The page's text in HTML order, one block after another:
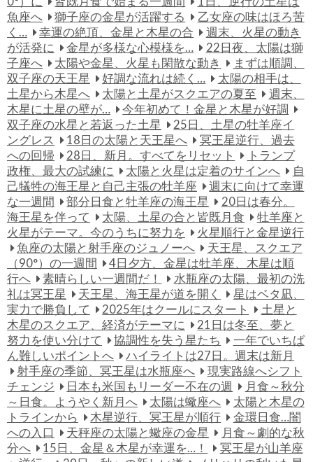
魚座へ
獅子座の金星が活躍する
乙女座の味はほろ苦
く…
幸運の絶頂、金星と木星の合
週末、火星の動き
が活発に
金星が多様な心模様を…
22日夜、太陽は獅
子座へ
太陽や金星、火星も閑散な動き
まずは順調、
双子座の天王星
好調な流れは続く…
太陽の相手は、
土星から木星へ
太陽と土星がスクエアの夏至
週末、
木星に土星の壁が…
今年初めて！金星と木星が好調
双子座の水星と若返った土星
25日、土星の牡羊座イ
ングレス
18日の太陽と天王星へ
冥王星逆行、過去
への回帰
28日、新月。すべてをリセット
トランプ
政権、最大の試練に
太陽と火星は定着のサインへ
自
己犠牲の海王星と自己主張の牡羊座
週末に向けて幸運
な一週間
部分日食と牡羊座の海王星
20日は春分。
海王星を伴って
太陽、土星の合と皆既月食
牡羊座と
火星がテーマ。今のうちに努力を
火星順行と金星逆行
魚座の太陽と射手座のジュノーへ
天王星、スクエア
（90°）の一週間
4日夕方、金星は牡羊座、木星は順
行へ
素晴らしい一週間だ！
水瓶座の太陽、最初の洗
礼は冥王星
天王星、海王星が道を開く
星はベタ凪、
実力で勝負して
2025年はクールにスタート
土星と
木星のスクエア、経済がテーマに
21日は冬至、夢と
努力を使い分けて
協調性を失う星たち
一年でいちば
ん難しいポイントへ
ハイライトは27日。週末は新月
射手座の季節、冥王星は水瓶座へ
現実路線へシフト
チェンジ
日本も米国もリーダー不在の週
月食～秋分
～日食。ようやく新月へ
太陽は蠍座へ
太陽と木星の
トラインから
木星逆行、冥王星が順行
金環日食…闇
への入口
天秤座の太陽と蠍座の金星
月食～劇的な秋
分へ
15日、金星＆木星が幸運を…！
冥王星が山羊座